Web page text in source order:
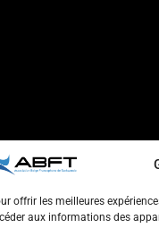
offrir les meilleures
aux informations des